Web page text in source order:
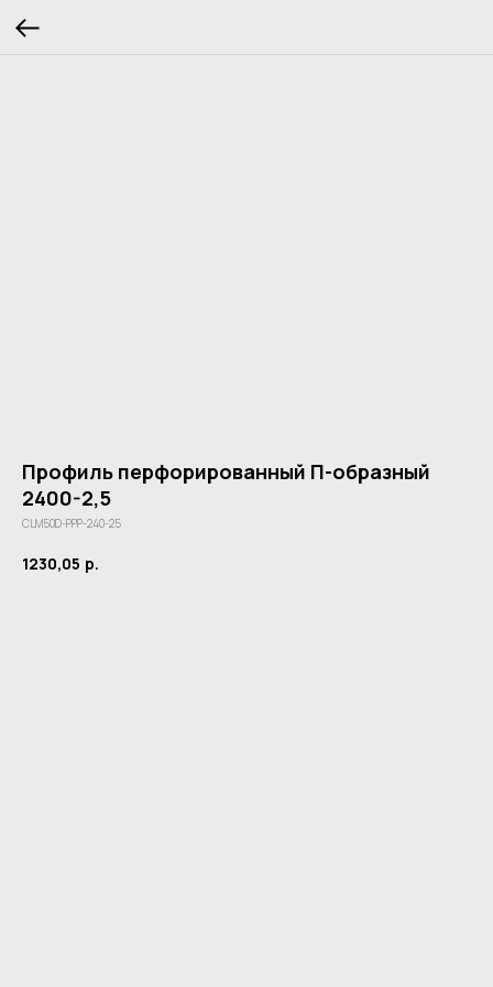
Профиль перфорированный П-образный
2400-2,5
CLM50D-PPP-240-25
1230,05 р.